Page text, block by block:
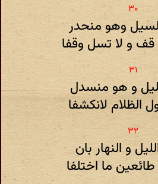
وهو منحدر
و لا تسل وقفا
و هو منسدل
الظلام لانکشفا
و النهار بان
ما اختلفا